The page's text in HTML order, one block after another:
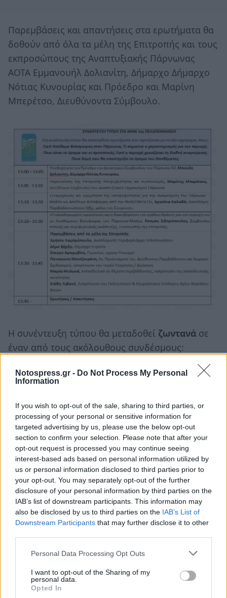
Notospress.gr - Do Not Process My Personal
Information
If you wish to opt-out of the sale, sharing to third parties, or
processing of your personal or sensitive information for
targeted advertising by us, please use the below opt-out
section to confirm your selection. Please note that after your
opt-out request is processed you may continue seeing
interest-based ads based on personal information utilized by
us or personal information disclosed to third parties prior to
your opt-out. You may separately opt-out of the further
disclosure of your personal information by third parties on the
IAB’s list of downstream participants. This information may
also be disclosed by us to third parties on the IAB’s List of
Downstream Participants that may further disclose it to other
Personal Data Processing Opt Outs
I want to opt-out of the Sharing of my
personal data.
Opted In
Παρεμβάσεις και απαντήσεις στα ερωτήματα θα
δοθούν από όλα τα μέλη της Επιτροπής και τους
εκπροσώπους της Αναπτυξιακής Πάρνωνας
ΑΟΤΑ Εμμανουήλ Δολιανίτη, Δήμαρχο Δήμαρχο
Νότιας Κυνουρίας και Πρόεδρο και Μαρίνη
Μπερέτσο, Διευθύνοντα Σύμβουλο.
Η συνέντευξη τύπου θα μεταδοθεί ζωντανά σε
έναν από τους ακόλουθους συνδέσμους:
https://fb.me/e/4lOa6D4e0
https://www.youtube.com/live/kjWu9PNWakk?
si=i_aWaX9FUPeec4dg
Ακολουθήστε το notospress.grστο Google News και
μάθετε πρώτοιόλες τις ειδήσεις
TAGS: UNESCO
ΑΝΑΠΤΥΞΙΑΚΗ ΠΑΡΝΩΝΑ
ΠΑΡΝΩΝΑΣ
ΕΠΙΜΕΛΗΤΗΡΙΟ ΑΡΚΑΔΙΑΣ
ΚΑΒΟ ΜΑΛΕΑΣ